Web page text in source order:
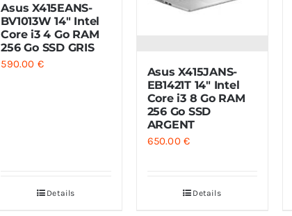
Asus X415EANS-
BV1013W 14″ Intel
Core i3 4 Go RAM
256 Go SSD GRIS
590.00 €
Details
Asus X415JANS-
EB1421T 14″ Intel
Core i3 8 Go RAM
256 Go SSD
ARGENT
650.00€
Details